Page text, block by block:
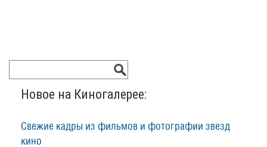
Новое на Киногалерее:
Свежие кадры из фильмов и фотографии звезд
кино